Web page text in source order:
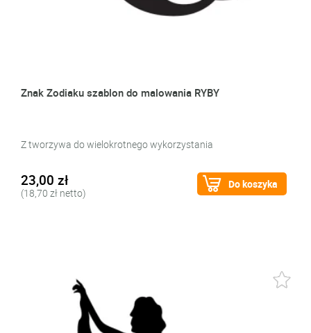
Znak Zodiaku szablon do malowania RYBY
Z tworzywa do wielokrotnego wykorzystania
23,00 zł
(18,70 zł netto)
Do koszyka